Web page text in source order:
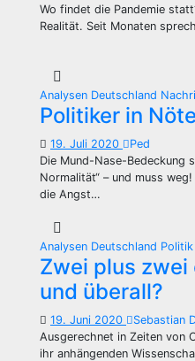
Wo findet die Pandemie
Realität. Seit Monaten
Analysen Deutschland
Politiker in
19. Juli 2020
Ped
Die Mund-Nase-Bedeckung
Normalität“ – und muss
die Angst…
Analysen Deutschland
Zwei plus
und überall?
19. Juni 2020
Sebastian
Ausgerechnet in Zeiten von
ihr anhängenden